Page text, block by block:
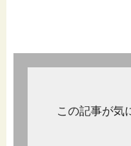
この記事が気